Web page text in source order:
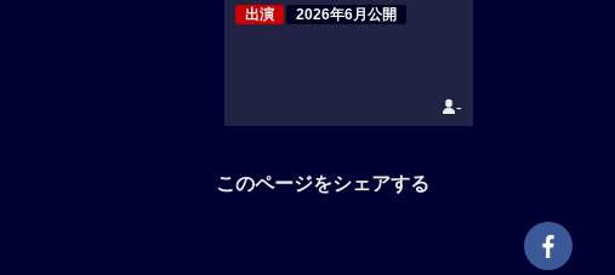
出演 2026年6月公開
-
このページをシェアする